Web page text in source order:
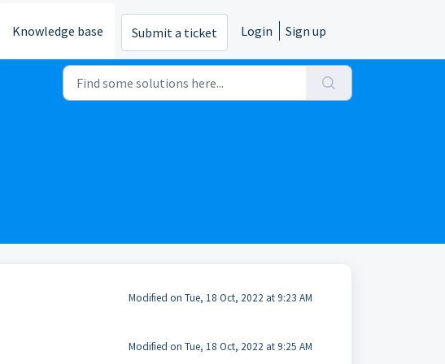
Knowledge base Submit a ticket Login Sign up
Modified on Tue, 18 Oct, 2022 at 9:23 AM
Modified on Tue, 18 Oct, 2022 at 9:25 AM